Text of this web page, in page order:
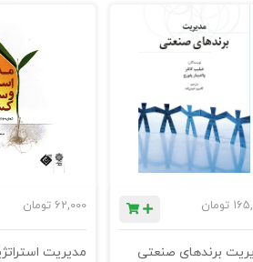
تومان
برندهای صنعتی
62,000 تومان